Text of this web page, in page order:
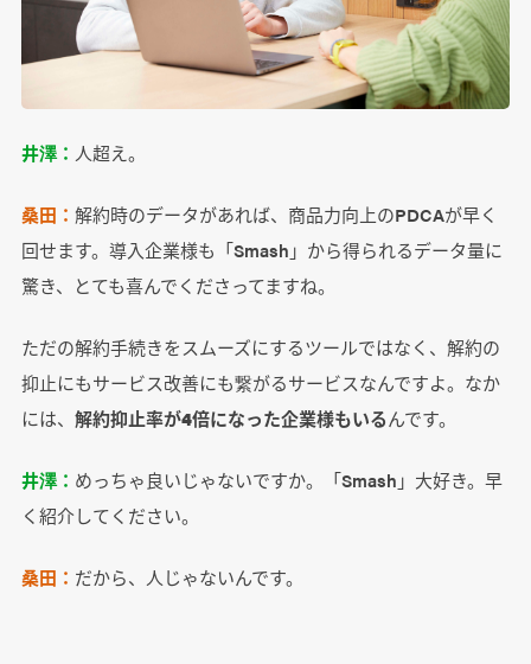
井澤： 人超え。
桑田： 解約時のデータがあれば、商品力向上のPDCAが早く
回せます。導入企業様も「Smash」から得られるデータ量に
驚き、とても喜んでくださってますね。
ただの解約手続きをスムーズにするツールではなく、解約の
抑止にもサービス改善にも繋がるサービスなんですよ。なか
には、 解約抑止率が4倍になった企業様もいるんです。
井澤： めっちゃ良いじゃないですか。「Smash」大好き。早
く紹介してください。
桑田： だから、人じゃないんです。